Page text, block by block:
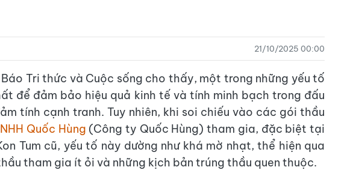
21/10/2025 00:00
Tri thức và Cuộc sống cho thấy, một trong những yếu tố
để đảm bảo hiệu quả kinh tế và tính minh bạch trong đấu
tính cạnh tranh. Tuy nhiên, khi soi chiếu vào các gói thầu
Quốc Hùng (Công ty Quốc Hùng) tham gia, đặc biệt tại
Tum cũ, yếu tố này dường như khá mờ nhạt, thể hiện qua
tham gia ít ỏi và những kịch bản trúng thầu quen thuộc.